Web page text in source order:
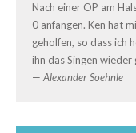
Nach einer OP am
0 anfangen. Ken hat
geholfen, so dass ich
ihn das Singen wieder
— Alexander Soehnle